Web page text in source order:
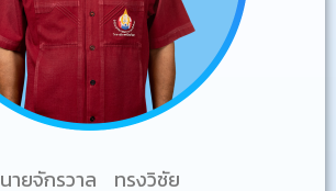
นายจักรวาล ทรงวิชัย